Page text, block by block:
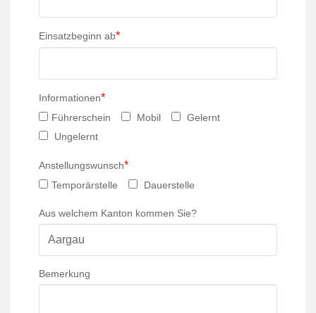
Einsatzbeginn ab*
Informationen*
Führerschein Mobil
Gelernt
Ungelernt
Anstellungswunsch*
Temporärstelle Dauerstelle
Aus welchem Kanton kommen Sie?
Bemerkung